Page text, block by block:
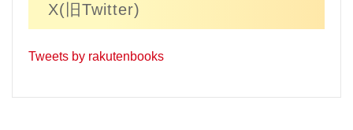
X(旧Twitter)
Tweets by rakutenbooks